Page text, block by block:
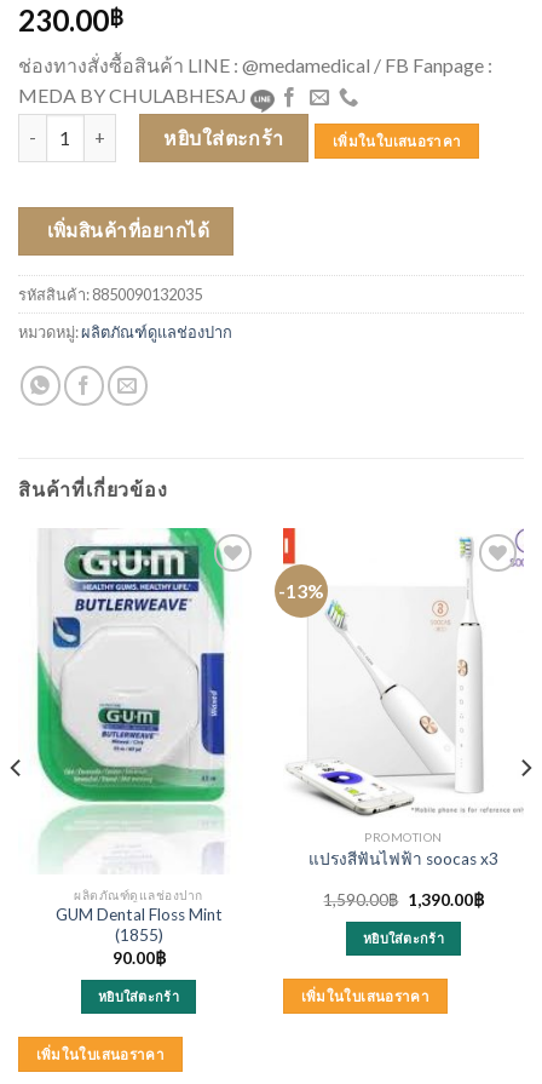
230.00฿
ช่องทางสั่งซื้อสินค้า LINE : @medamedical / FB Fanpage :
MEDA BY CHULABHESAJ
จำนวน Polident กาว (60 g) ชิ้น
หยิบใส่ตะกร้า เพิ่มในใบเสนอราคา
เพิ่มสินค้าที่อยากได้
รหัสสินค้า:8850090132035
หมวดหมู่:ผลิตภัณฑ์ดูแลช่องปาก
สินค้าที่เกี่ยวข้อง
ผลิตภัณฑ์ดูแลช่องปาก
GUM Dental Floss Mint
(1855)
90.00฿
หยิบใส่ตะกร้า
เพิ่มในใบเสนอราคา
-13%
PROMOTION
แปรงสีฟันไฟฟ้า soocas x3
1,590.00฿ Original
price
was:
1,590.00฿.
1,390.00฿Current
หยิบใส่ตะกร้า
เพิ่มในใบเสนอราคา